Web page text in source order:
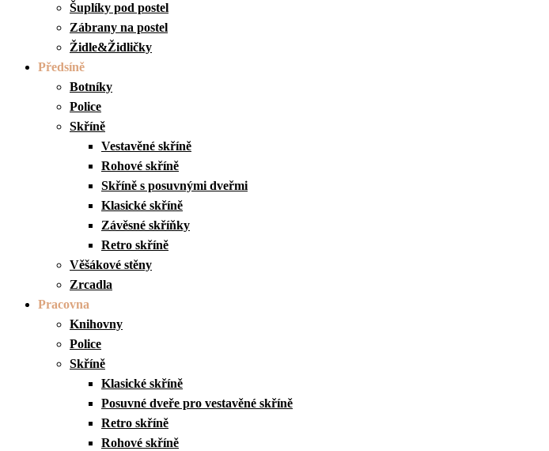
Šuplíky pod postel
Zábrany na postel
Židle&Židličky
Předsíně
Botníky
Police
Skříně
Vestavěné skříně
Rohové skříně
Skříně s posuvnými dveřmi
Klasické skříně
Závěsné skříňky
Retro skříně
Věšákové stěny
Zrcadla
Pracovna
Knihovny
Police
Skříně
Klasické skříně
Posuvné dveře pro vestavěné skříně
Retro skříně
Rohové skříně